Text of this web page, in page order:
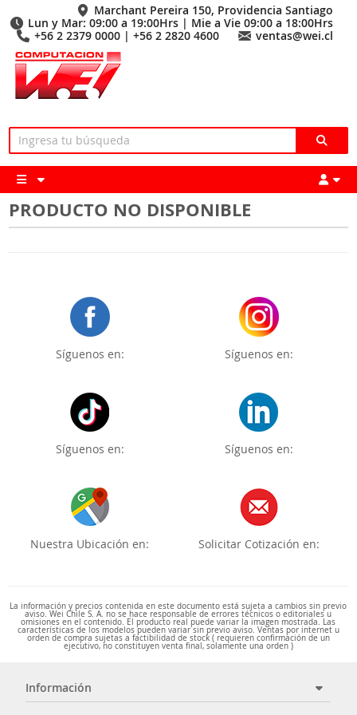
Marchant Pereira 150, Providencia Santiago
Lun y Mar: 09:00 a 19:00Hrs | Mie a Vie 09:00 a 18:00Hrs
+56 2 2379 0000 | +56 2 2820 4600
ventas@wei.cl
PRODUCTO NO DISPONIBLE
Síguenos en: Síguenos en:
Síguenos en: Síguenos en:
Nuestra Ubicación en: Solicitar Cotización en:
La información y precios contenida en este documento está sujeta a cambios sin previo
aviso. Wei Chile S. A. no se hace responsable de errores técnicos o editoriales u
omisiones en el contenido. El producto real puede variar la imagen mostrada. Las
características de los modelos pueden variar sin previo aviso. Ventas por internet u
orden de compra sujetas a factibilidad de stock ( requieren confirmación de un
ejecutivo, no constituyen venta final, solamente una orden )
Información